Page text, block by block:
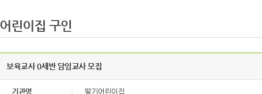
어린이집 구인
보육교사 0세반 담임교사 모집
기관명 딸기어린이집